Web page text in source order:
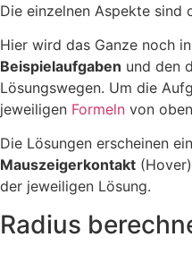
Die einzelnen Aspekte sind
Hier wird das Ganze noch
Beispielaufgaben und den
Lösungswegen. Um die
jeweiligen Formeln von
Die Lösungen erscheinen
Mauszeigerkontakt
der jeweiligen Lösung.
Radius